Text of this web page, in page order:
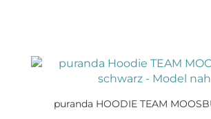
puranda HOODIE TEAM